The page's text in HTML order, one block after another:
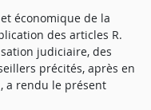
économique de la
des articles R.
judiciaire, des
précités, après en
a rendu le présent